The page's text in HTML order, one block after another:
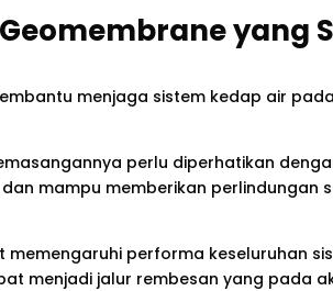
yang
menjaga sistem kedap air
perlu diperhatikan
mampu memberikan perlindungan
performa keseluruhan
menjadi jalur rembesan yang pada